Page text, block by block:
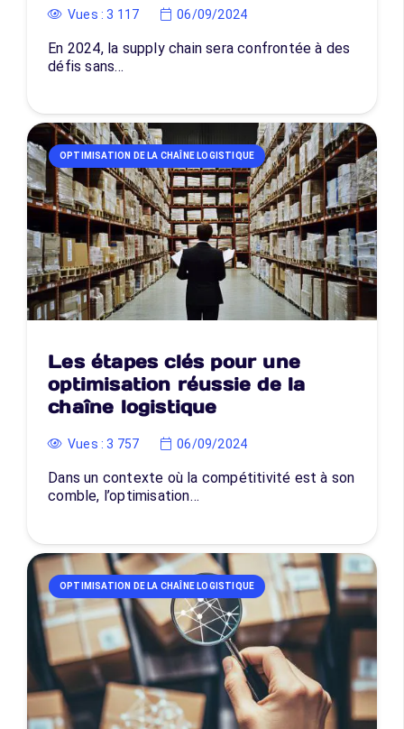
Vues :3 117 06/09/2024
En 2024, la supply chain sera confrontée à des
défis sans…
OPTIMISATION DE LA CHAÎNE LOGISTIQUE
Les étapes clés pour une
optimisation réussie de la
chaîne logistique
Vues :3 757 06/09/2024
Dans un contexte où la compétitivité est à son
comble, l’optimisation…
OPTIMISATION DE LA CHAÎNE LOGISTIQUE